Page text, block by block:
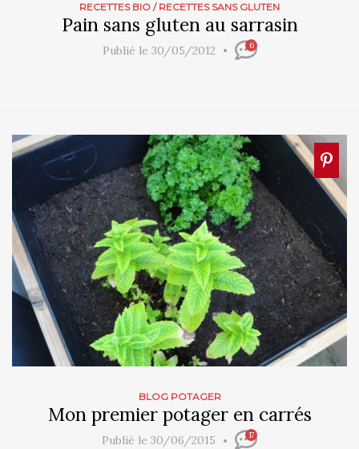
RECETTES BIO / RECETTES SANS GLUTEN
Pain sans gluten au sarrasin
Publié le 30/05/2012 6
BLOG POTAGER
Mon premier potager en carrés
Publié le 30/06/2015 17